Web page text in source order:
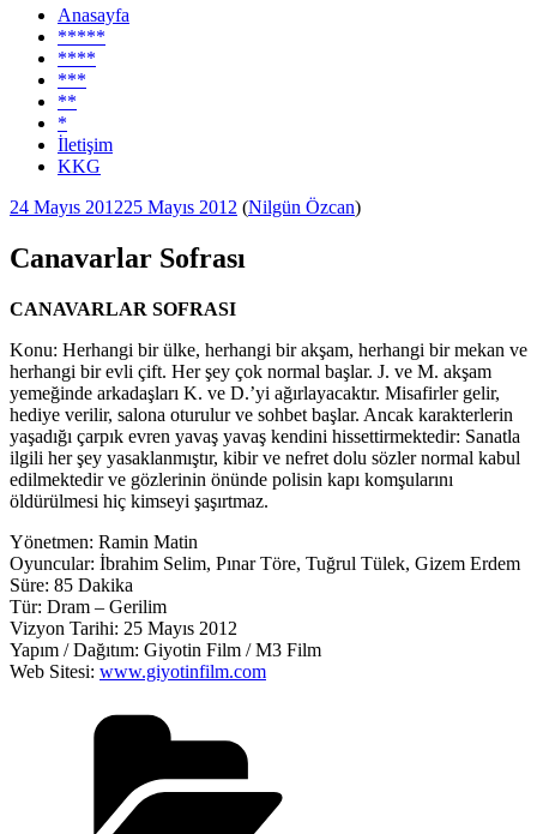
Anasayfa
*****
****
***
**
*
İletişim
KKG
Yayım
24 Mayıs 201225 Mayıs 2012 (Nilgün Özcan)
Canavarlar Sofrası
CANAVARLAR SOFRASI
Konu: Herhangi bir ülke, herhangi bir akşam, herhangi bir mekan ve
herhangi bir evli çift. Her şey çok normal başlar. J. ve M. akşam
yemeğinde arkadaşları K. ve D.’yi ağırlayacaktır. Misafirler gelir,
hediye verilir, salona oturulur ve sohbet başlar. Ancak karakterlerin
yaşadığı çarpık evren yavaş yavaş kendini hissettirmektedir: Sanatla
ilgili her şey yasaklanmıştır, kibir ve nefret dolu sözler normal kabul
edilmektedir ve gözlerinin önünde polisin kapı komşularını
öldürülmesi hiç kimseyi şaşırtmaz.
Yönetmen: Ramin Matin
Oyuncular: İbrahim Selim, Pınar Töre, Tuğrul Tülek, Gizem Erdem
Süre: 85 Dakika
Tür: Dram – Gerilim
Vizyon Tarihi: 25 Mayıs 2012
Yapım / Dağıtım: Giyotin Film / M3 Film
Web Sitesi: www.giyotinfilm.com